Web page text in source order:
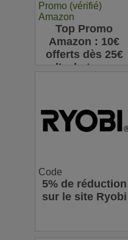
Promo (vérifié)
Amazon
Top Promo
Amazon : 10€
offerts dès 25€
d’achats sur
Code
5% de réduction
sur le site Ryobi